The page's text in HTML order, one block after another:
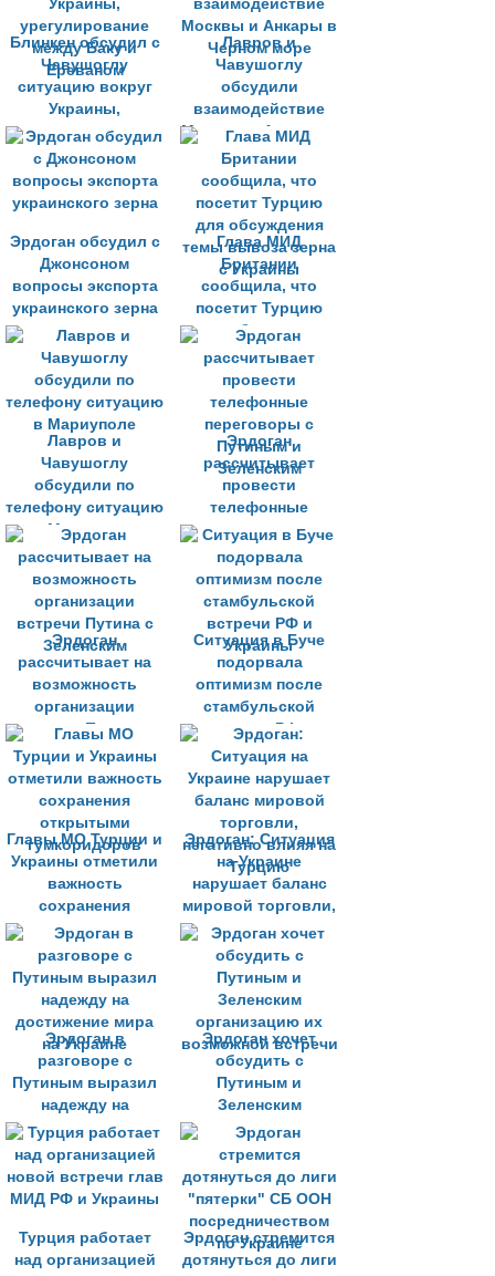
Блинкен обсудил с
Чавушоглу
ситуацию вокруг
Украины,
урегулирование
между Баку и
Ереваном
Лавров и
Чавушоглу
обсудили
взаимодействие
Москвы и Анкары в
Черном море
Эрдоган обсудил с
Джонсоном
вопросы экспорта
украинского зерна
Глава МИД
Британии
сообщила, что
посетит Турцию
для обсуждения
темы вывоза зерна
с Украины
Лавров и
Чавушоглу
обсудили по
телефону ситуацию
в Мариуполе
Эрдоган
рассчитывает
провести
телефонные
переговоры с
Путиным и
Зеленским
Эрдоган
рассчитывает на
возможность
организации
встречи Путина с
Зеленским
Ситуация в Буче
подорвала
оптимизм после
стамбульской
встречи РФ и
Украины
Главы МО Турции и
Украины отметили
важность
сохранения
открытыми
гумкоридоров
Эрдоган: Ситуация
на Украине
нарушает баланс
мировой торговли,
негативно влияя на
Турцию
Эрдоган в
разговоре с
Путиным выразил
надежду на
достижение мира
на Украине
Эрдоган хочет
обсудить с
Путиным и
Зеленским
организацию их
возможной встречи
Турция работает
над организацией
Эрдоган стремится
дотянуться до лиги